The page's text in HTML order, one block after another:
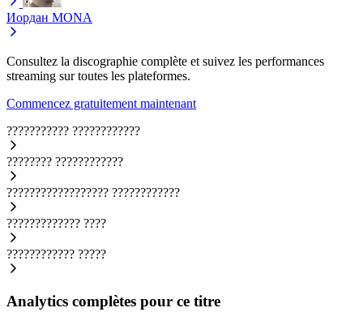
Иордан MONA
Consultez la discographie complète et suivez les performances
streaming sur toutes les plateformes.
Commencez gratuitement maintenant
??????????? ????????????
???????? ????????????
?????????????????? ????????????
????????????? ????
???????????? ?????
Analytics complètes pour ce titre